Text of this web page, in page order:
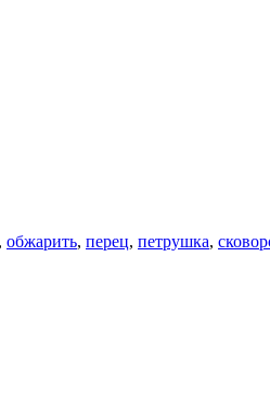
, обжарить, перец, петрушка,